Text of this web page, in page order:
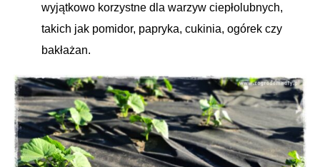
wyjątkowo korzystne dla warzyw ciepłolubnych,
takich jak pomidor, papryka, cukinia, ogórek czy
bakłażan.